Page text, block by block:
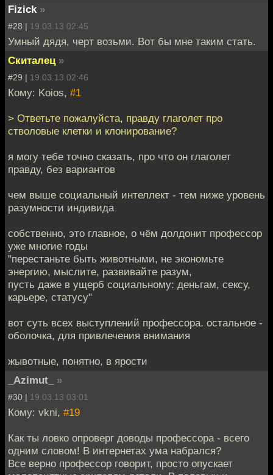
Fizick »
#28 | 19.03.13 02:45
Умный дядя, черт возьми. Вот бы мне таким стать.
Скиталец »
#29 | 19.03.13 02:46
Кому: Koios, #1
> Ответьте пожалуйста, правду глаголет про
стволовые клетки и клонирование?
я могу тебе точно сказать, про что он глаголет
правду, без вариантов
чем выше социальный интеллект - тем ниже уровень
разумности индивида
собственно, это главное, о чём долдонит профессор
уже многие годы
"перестаньте быть животными, не экономьте
энергию, мыслите, развивайте разум,
пусть даже в ущерб социальному: деньгам, сексу,
карьере, статусу"
вот суть всех выступлений профессора. остальное -
оболочка, для привлечения внимания
жывотные, понятно, в ярости
_Azimut_
»
#30 | 19.03.13 03:01
Кому: vkni, #19
Как ты ловко опроверг доводы профессора - всего
одним словом! В интернетах ума набрался?
Все верно профессор говорит, просто опускает